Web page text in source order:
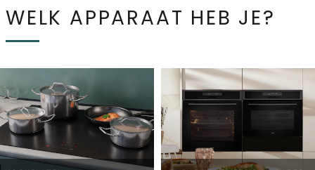
WELK APPARAAT HEB JE?